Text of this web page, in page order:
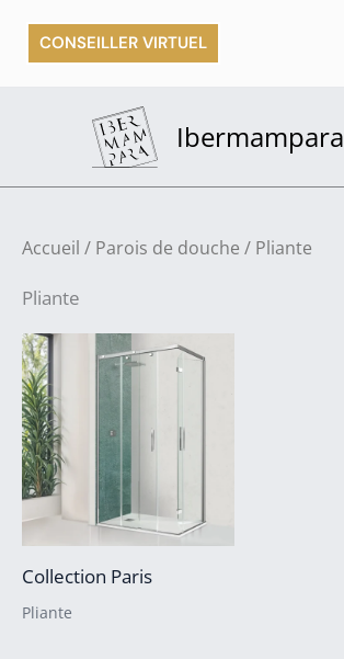
CONSEILLER VIRTUEL
Ibermampara
Accueil / Parois de douche / Pliante
Pliante
Collection Paris
Pliante